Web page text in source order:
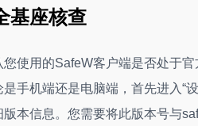
基座核查
使用的SafeW客户端是否处于
手机端还是电脑端，首先进入“
本信息。您需要将此版本号与